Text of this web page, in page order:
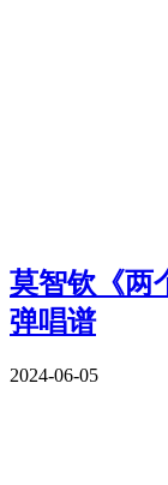
莫智钦《两
弹唱谱
2024-06-05